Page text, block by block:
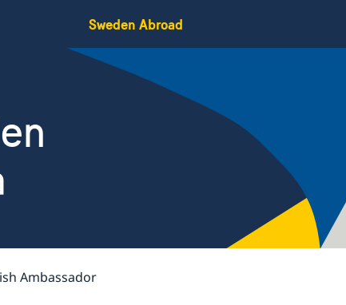
Sweden Abroad
Ambassador